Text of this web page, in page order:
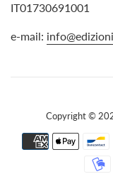
IT01730691001
e-mail:
Copyright ©